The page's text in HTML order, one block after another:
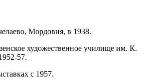
Мордовия, в 1938.
художественное училище им. К.
57.
с 1957.